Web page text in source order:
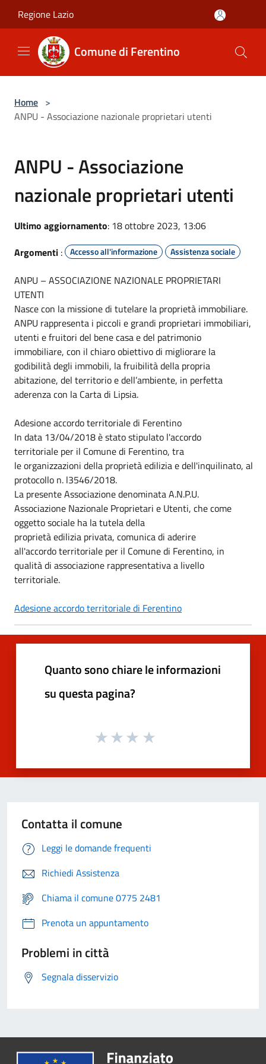
Regione Lazio
Comune di Ferentino
Home >
ANPU - Associazione nazionale proprietari utenti
ANPU - Associazione
nazionale proprietari utenti
Ultimo aggiornamento: 18 ottobre 2023, 13:06
Argomenti : Accesso all'informazione Assistenza sociale
ANPU – ASSOCIAZIONE NAZIONALE PROPRIETARI
UTENTI
Nasce con la missione di tutelare la proprietà immobiliare.
ANPU rappresenta i piccoli e grandi proprietari immobiliari,
utenti e fruitori del bene casa e del patrimonio
immobiliare, con il chiaro obiettivo di migliorare la
godibilità degli immobili, la fruibilità della propria
abitazione, del territorio e dell’ambiente, in perfetta
aderenza con la Carta di Lipsia.
Adesione accordo territoriale di Ferentino
In data 13/04/2018 è stato stipulato l'accordo
territoriale per il Comune di Ferentino, tra
le organizzazioni della proprietà edilizia e dell'inquilinato, al
protocollo n. l3546/2018.
La presente Associazione denominata A.N.P.U.
Associazione Nazionale Proprietari e Utenti, che come
oggetto sociale ha la tutela della
proprietà edilizia privata, comunica di aderire
all'accordo territoriale per il Comune di Ferentino, in
qualità di associazione rappresentativa a livello
territoriale.
Adesione accordo territoriale di Ferentino
Quanto sono chiare le informazioni
su questa pagina?
Contatta il comune
Leggi le domande frequenti
Richiedi Assistenza
Chiama il comune 0775 2481
Prenota un appuntamento
Problemi in città
Segnala disservizio